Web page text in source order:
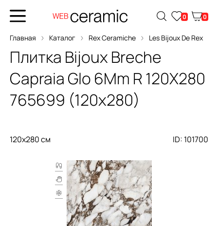
0 0
Главная Каталог Rex Ceramiche Les Bijoux De Rex
Плитка Bijoux Breche
Capraia Glo 6Mm R 120X280
765699 (120x280)
120x280 см ID: 101700